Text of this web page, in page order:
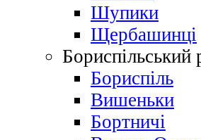
Шупики
Щербашинці
Бориспільський
Бориспіль
Вишеньки
Бортничі